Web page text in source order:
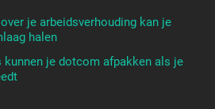
je arbeidsverhouding kan je
halen
je dotcom afpakken als je